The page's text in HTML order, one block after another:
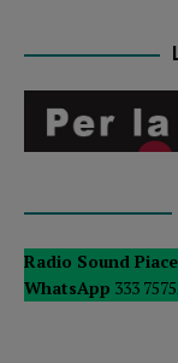
Radio Sound
WhatsApp 333